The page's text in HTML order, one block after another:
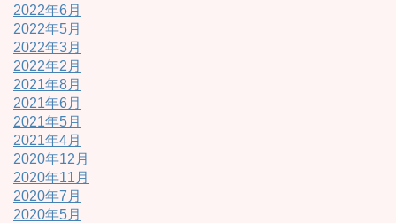
2022年6月
2022年5月
2022年3月
2022年2月
2021年8月
2021年6月
2021年5月
2021年4月
2020年12月
2020年11月
2020年7月
2020年5月